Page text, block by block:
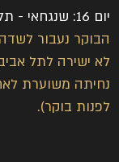
יום 16: שנגחאי - תל אביב
הבוקר נעבור
לא ישירה לתל
לפנות בוקר).